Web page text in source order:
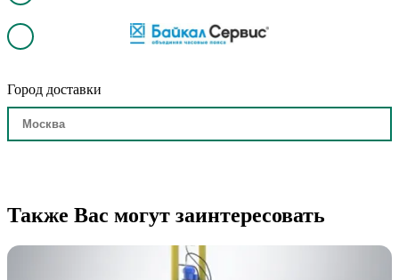
Город доставки
Также Вас могут заинтересовать